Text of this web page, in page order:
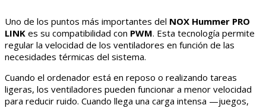
Uno de los puntos más importantes del NOX Hummer PRO
LINK es su compatibilidad con PWM. Esta tecnología permite
regular la velocidad de los ventiladores en función de las
necesidades térmicas del sistema.
Cuando el ordenador está en reposo o realizando tareas
ligeras, los ventiladores pueden funcionar a menor velocidad
para reducir ruido. Cuando llega una carga intensa —juegos,